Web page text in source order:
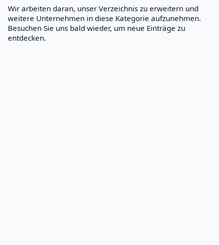
Wir arbeiten daran, unser Verzeichnis zu erweitern und
weitere Unternehmen in diese Kategorie aufzunehmen.
Besuchen Sie uns bald wieder, um neue Einträge zu
entdecken.